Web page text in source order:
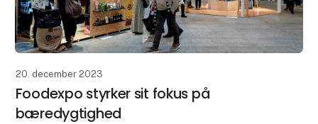
20. december 2023
Foodexpo styrker sit fokus på
bæredygtighed